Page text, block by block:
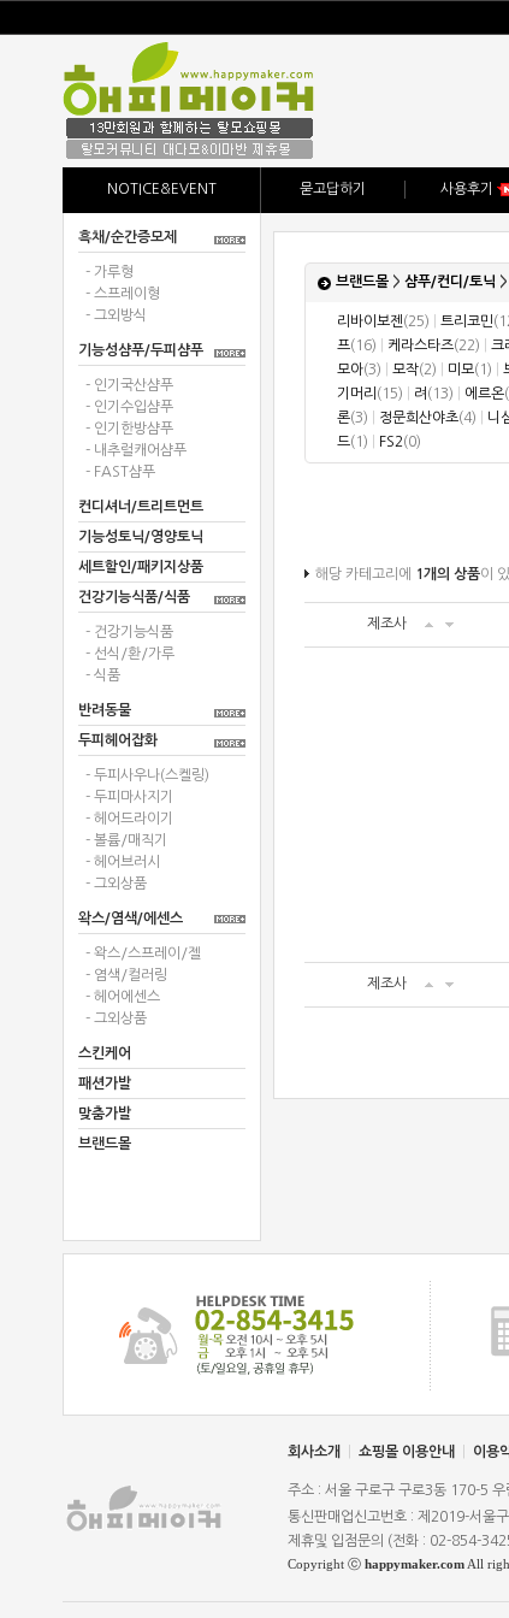
NOTICE&EVENT 묻고답하기 사용후기
흑채/순간증모제
- 가루형
- 스프레이형
- 그외방식
기능성샴푸/두피샴푸
- 인기국산샴푸
- 인기수입샴푸
- 인기한방샴푸
- 내추럴캐어샴푸
- FAST샴푸
컨디셔너/트리트먼트
기능성토닉/영양토닉
세트할인/패키지상품
건강기능식품/식품
- 건강기능식품
- 선식/환/가루
- 식품
반려동물
두피헤어잡화
- 두피사우나(스켈링)
- 두피마사지기
- 헤어드라이기
- 볼륨/매직기
- 헤어브러시
- 그외상품
왁스/염색/에센스
- 왁스/스프레이/젤
- 염색/컬러링
- 헤어에센스
- 그외상품
스킨케어
패션가발
맞춤가발
브랜드몰
브랜드몰 > 샴푸/컨디/토닉 >
리바이보젠(25) 트리코민
프(16) 케라스타즈(22) 크
모아(3) 모작(2) 미모(1)
기머리 (15) 려 (13) 에르온
론(3) 정문희산야초(4) 니
드(1) FS2(0)
해당 카테고리에 1개의 상품이
제조사
제조사
회사소개 쇼핑몰 이용안내 이용
주소 : 서울 구로구 구로3동 170-5
통신판매업신고번호 : 제2019-서울
제휴및 입점문의 (전화 : 02-854-
Copyright ⓒ happymaker.com All